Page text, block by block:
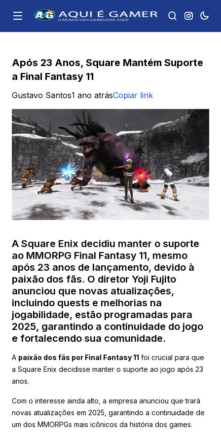
Após 23 Anos, Square Mantém Suporte
a Final Fantasy 11
Gustavo Santos1 ano atrásCopiar link
A Square Enix decidiu manter o suporte
ao MMORPG Final Fantasy 11, mesmo
após 23 anos de lançamento, devido à
paixão dos fãs. O diretor Yoji Fujito
anunciou que novas atualizações,
incluindo quests e melhorias na
jogabilidade, estão programadas para
2025, garantindo a continuidade do jogo
e fortalecendo sua comunidade.
A paixão dos fãs por Final Fantasy 11 foi crucial para que
a Square Enix decidisse manter o suporte ao jogo após 23
anos.
Com o interesse ainda alto, a empresa anunciou que trará
novas atualizações em 2025, garantindo a continuidade de
um dos MMORPGs mais icônicos da história dos games.